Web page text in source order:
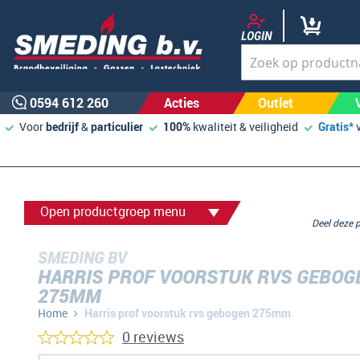
LOGIN
0594 612 260 Acties Outlet
Voorbedrijf&particulier 100% kwaliteit & veiligheid Gratis*
Open productgroep menu
SMEDING BV
HARRIS PROF VOORSTUK RVS
275MM
Home Harris prof voorstuk rvs gebogen 275mm
Deel
0 reviews